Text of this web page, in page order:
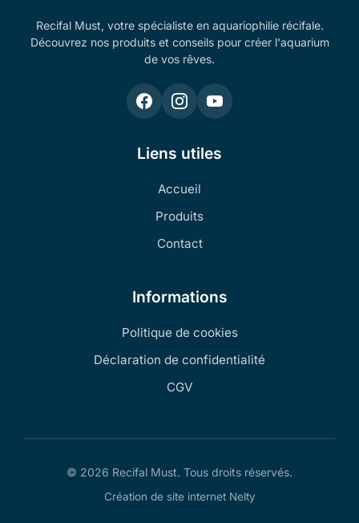
Recifal Must, votre spécialiste en aquariophilie récifale.
Découvrez nos produits et conseils pour créer l'aquarium
de vos rêves.
Liens utiles
Accueil
Produits
Contact
Informations
Politique de cookies
Déclaration de confidentialité
CGV
© 2026 Recifal Must. Tous droits réservés.
Création de site internet Nelty